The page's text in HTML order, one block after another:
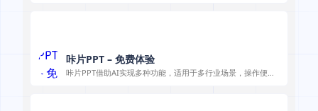
咔片PPT – 免费体验
咔片PPT借助AI实现多种功能，适用于多行业场景，操作便捷